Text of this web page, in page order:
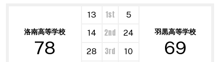
洛南高等学校
78
13 1st
5
羽黒高等学校
69
14 2nd
24
28
3rd
10